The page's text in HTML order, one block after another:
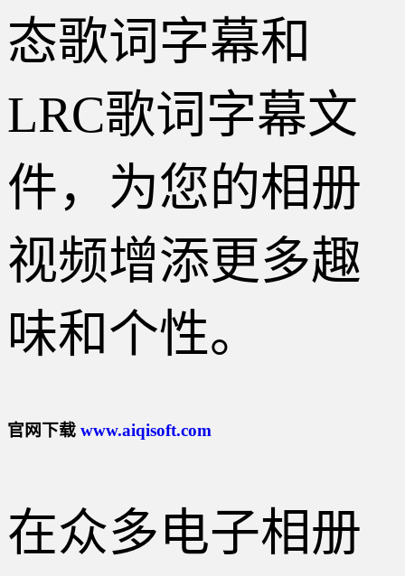
态歌词字幕和
LRC歌词字幕文
件，为您的相册
视频增添更多趣
味和个性。
官网下载 www.aiqisoft.com
在众多电子相册